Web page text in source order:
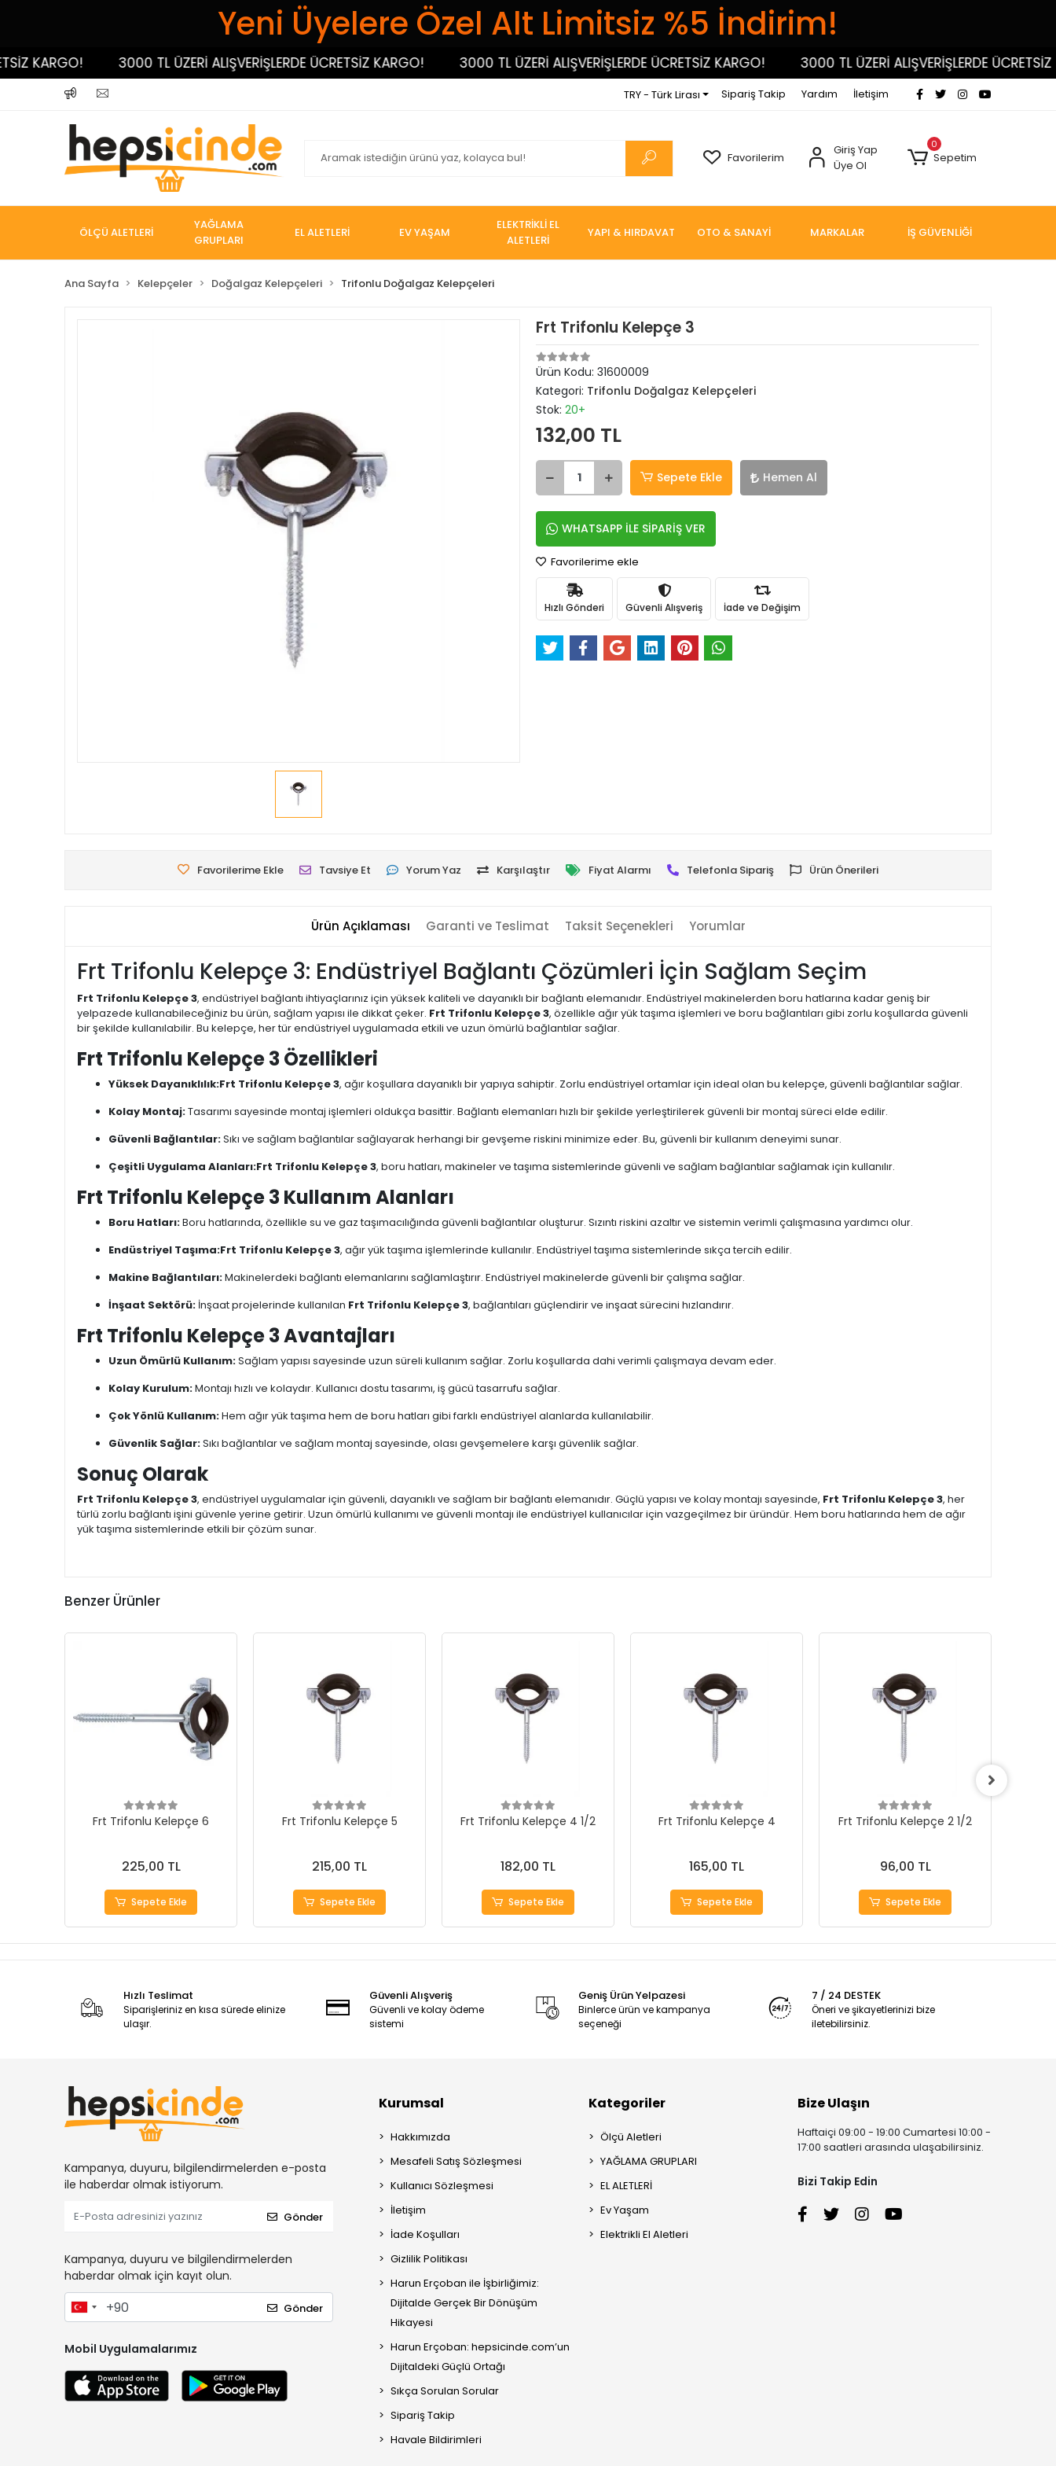
Yeni Üyelere Özel Alt Limitsiz %5 İndirim!
3000 TL ÜZERİ ALIŞVERİŞLERDE ÜCRETSİZ KARGO! 3000 TL ÜZERİ ALIŞVERİŞLERDE ÜCRETSİZ KARGO! 3000 TL ÜZERİ ALIŞVERİŞLERDE ÜCRETSİZ
TRY - Türk Lirası Sipariş Takip Yardım İletişim
Favorilerim
Giriş Yap
Üye Ol
0
Sepetim
ÖLÇÜ ALETLERİ
YAĞLAMA
GRUPLARI
EL ALETLERİ EV YAŞAM
ELEKTRİKLİ EL
ALETLERİ
YAPI & HIRDAVAT OTO & SANAYİ MARKALAR İŞ GÜVENLİĞİ
Ana Sayfa Kelepçeler Doğalgaz Kelepçeleri Trifonlu Doğalgaz Kelepçeleri
Frt Trifonlu Kelepçe 3
Ürün Kodu: 31600009
Kategori: Trifonlu Doğalgaz Kelepçeleri
Stok: 20+
132,00 TL
Sepete Ekle Hemen Al
WHATSAPP İLE SİPARİŞ VER
Favorilerime ekle
Hızlı Gönderi Güvenli Alışveriş İade ve Değişim
Favorilerime Ekle Tavsiye Et Yorum Yaz Karşılaştır Fiyat Alarmı Telefonla Sipariş Ürün Önerileri
Ürün Açıklaması Garanti ve Teslimat Taksit Seçenekleri Yorumlar
Frt Trifonlu Kelepçe 3: Endüstriyel Bağlantı Çözümleri İçin Sağlam Seçim
Frt Trifonlu Kelepçe 3, endüstriyel bağlantı ihtiyaçlarınız için yüksek kaliteli ve dayanıklı bir bağlantı elemanıdır. Endüstriyel makinelerden boru hatlarına kadar geniş bir
yelpazede kullanabileceğiniz bu ürün, sağlam yapısı ile dikkat çeker. Frt Trifonlu Kelepçe 3, özellikle ağır yük taşıma işlemleri ve boru bağlantıları gibi zorlu koşullarda güvenli
bir şekilde kullanılabilir. Bu kelepçe, her tür endüstriyel uygulamada etkili ve uzun ömürlü bağlantılar sağlar.
Frt Trifonlu Kelepçe 3 Özellikleri
Yüksek Dayanıklılık:Frt Trifonlu Kelepçe 3, ağır koşullara dayanıklı bir yapıya sahiptir. Zorlu endüstriyel ortamlar için ideal olan bu kelepçe, güvenli bağlantılar sağlar.
Kolay Montaj:Tasarımı sayesinde montaj işlemleri oldukça basittir. Bağlantı elemanları hızlı bir şekilde yerleştirilerek güvenli bir montaj süreci elde edilir.
Güvenli Bağlantılar:Sıkı ve sağlam bağlantılar sağlayarak herhangi bir gevşeme riskini minimize eder. Bu, güvenli bir kullanım deneyimi sunar.
Çeşitli Uygulama Alanları:Frt Trifonlu Kelepçe 3, boru hatları, makineler ve taşıma sistemlerinde güvenli ve sağlam bağlantılar sağlamak için kullanılır.
Frt Trifonlu Kelepçe 3 Kullanım Alanları
Boru Hatları:Boru hatlarında, özellikle su ve gaz taşımacılığında güvenli bağlantılar oluşturur. Sızıntı riskini azaltır ve sistemin verimli çalışmasına yardımcı olur.
Endüstriyel Taşıma:Frt Trifonlu Kelepçe 3, ağır yük taşıma işlemlerinde kullanılır. Endüstriyel taşıma sistemlerinde sıkça tercih edilir.
Makine Bağlantıları:Makinelerdeki bağlantı elemanlarını sağlamlaştırır. Endüstriyel makinelerde güvenli bir çalışma sağlar.
İnşaat Sektörü: İnşaat projelerinde kullanılan Frt Trifonlu Kelepçe 3, bağlantıları güçlendirir ve inşaat sürecini hızlandırır.
Frt Trifonlu Kelepçe 3 Avantajları
Uzun Ömürlü Kullanım:Sağlam yapısı sayesinde uzun süreli kullanım sağlar. Zorlu koşullarda dahi verimli çalışmaya devam eder.
Kolay Kurulum:Montajı hızlı ve kolaydır. Kullanıcı dostu tasarımı, iş gücü tasarrufu sağlar.
Çok Yönlü Kullanım:Hem ağır yük taşıma hem de boru hatları gibi farklı endüstriyel alanlarda kullanılabilir.
Güvenlik Sağlar:Sıkı bağlantılar ve sağlam montaj sayesinde, olası gevşemelere karşı güvenlik sağlar.
Sonuç Olarak
Frt Trifonlu Kelepçe 3, endüstriyel uygulamalar için güvenli, dayanıklı ve sağlam bir bağlantı elemanıdır. Güçlü yapısı ve kolay montajı sayesinde, Frt Trifonlu Kelepçe 3, her
türlü zorlu bağlantı işini güvenle yerine getirir. Uzun ömürlü kullanımı ve güvenli montajı ile endüstriyel kullanıcılar için vazgeçilmez bir üründür. Hem boru hatlarında hem de ağır
yük taşıma sistemlerinde etkili bir çözüm sunar.
Benzer Ürünler
Frt Trifonlu Kelepçe 6
225,00 TL
Sepete Ekle
Frt Trifonlu Kelepçe 5
215,00 TL
Sepete Ekle
Frt Trifonlu Kelepçe 4 1/2
182,00 TL
Sepete Ekle
Frt Trifonlu Kelepçe 4
165,00 TL
Sepete Ekle
Frt Trifonlu Kelepçe 2 1/2
96,00 TL
Sepete Ekle
Hızlı Teslimat
Siparişleriniz en kısa sürede elinize
ulaşır.
Güvenli Alışveriş
Güvenli ve kolay ödeme
sistemi
Geniş Ürün Yelpazesi
Binlerce ürün ve kampanya
seçeneği
7 / 24 DESTEK
Öneri ve şikayetlerinizi bize
iletebilirsiniz.
Kampanya, duyuru, bilgilendirmelerden e-posta
ile haberdar olmak istiyorum.
Gönder
Kampanya, duyuru ve bilgilendirmelerden
haberdar olmak için kayıt olun.
Gönder
Mobil Uygulamalarımız
Kurumsal
Hakkımızda
Mesafeli Satış Sözleşmesi
Kullanıcı Sözleşmesi
İletişim
İade Koşulları
Gizlilik Politikası
Harun Erçoban ile İşbirliğimiz:
Dijitalde Gerçek Bir Dönüşüm
Hikayesi
Harun Erçoban: hepsicinde.com’un
Dijitaldeki Güçlü Ortağı
Sıkça Sorulan Sorular
Sipariş Takip
Havale Bildirimleri
Kategoriler
Ölçü Aletleri
YAĞLAMA GRUPLARI
EL ALETLERİ
Ev Yaşam
Elektrikli El Aletleri
Bize Ulaşın
Haftaiçi 09:00 - 19:00 Cumartesi 10:00 -
17:00 saatleri arasında ulaşabilirsiniz.
Bizi Takip Edin